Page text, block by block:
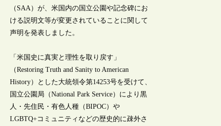
（SAA）が、米国内の国立公園や記念碑にお
ける説明文等が変更されていることに関して
声明を発表しました。
「米国史に真実と理性を取り戻す」
（Restoring Truth and Sanity to American
History）とした大統領令第14253号を受けて、
国立公園局（National Park Service）により黒
人・先住民・有色人種（BIPOC）や
LGBTQ+コミュニティなどの歴史的に疎外さ